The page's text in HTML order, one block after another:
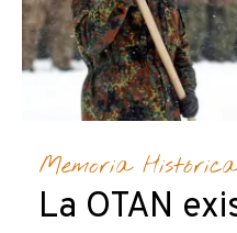
Memoria Histórica
La OTAN